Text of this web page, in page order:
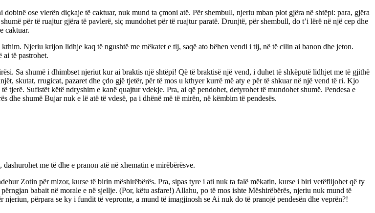
dobinë ose vlerën diçkaje të caktuar, nuk mund ta çmoni atë. Për shembull, njeriu mban plot gjëra në shtëpi: para, gjëra
për të ruajtur gjëra të pavlerë, siç mundohet për të ruajtur paratë. Drunjtë, për shembull, do t’i lërë në një cep dhe
caktuar.
kthim. Njeriu krijon lidhje kaq të ngushtë me mëkatet e tij, saqë ato bëhen vendi i tij, në të cilin ai banon dhe jeton.
të pastrohet.
Sa shumë i dhimbset njeriut kur ai braktis një shtëpi! Që të braktisë një vend, i duhet të shkëputë lidhjet me të gjithë
skutat, rrugicat, pazaret dhe çdo gjë tjetër, për të mos u kthyer kurrë më aty e për të shkuar në një vend të ri. Kjo
tjerë. Sufistët këtë ndryshim e kanë quajtur vdekje. Pra, ai që pendohet, detyrohet të mundohet shumë. Pendesa e
shumë Bujar nuk e lë atë të vdesë, pa i dhënë më të mirën, në këmbim të pendesës.
me të dhe e pranon atë në xhematin e mirëbërësve.
Zotin për mizor, kurse të birin mëshirëbërës. Pra, sipas tyre i ati nuk ta falë mëkatin, kurse i biri vetëflijohet që ty
babait në morale e në sjellje. (Por, këtu asfare!) Allahu, po të mos ishte Mëshirëbërës, njeriu nuk mund të
përpara se ky i fundit të vepronte, a mund të imagjinosh se Ai nuk do të pranojë pendesën dhe veprën?!